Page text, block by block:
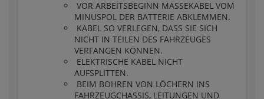
VOR ARBEITSBEGINN MASSEKABEL VOM
MINUSPOL DER BATTERIE ABKLEMMEN.
KABEL SO VERLEGEN, DASS SIE SICH
NICHT IN TEILEN DES FAHRZEUGES
VERFANGEN KÖNNEN.
ELEKTRISCHE KABEL NICHT
AUFSPLITTEN.
BEIM BOHREN VON LÖCHERN INS
FAHRZEUGCHASSIS, LEITUNGEN UND